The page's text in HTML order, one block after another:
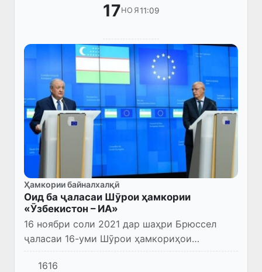
17НОЯ11:09
Ҳамкории байналхалқӣ
Оид ба ҷаласаи Шӯрои ҳамкории
«Ӯзбекистон – ИА»
16 ноябри соли 2021 дар шаҳри Брюссел
ҷаласаи 16-уми Шӯрои ҳамкориҳои
«Ҷумҳурии Ӯзбекистон – Иттиҳоди Аврупо»
баргузор гардид, ки дар он ҳайати кишвари
1616